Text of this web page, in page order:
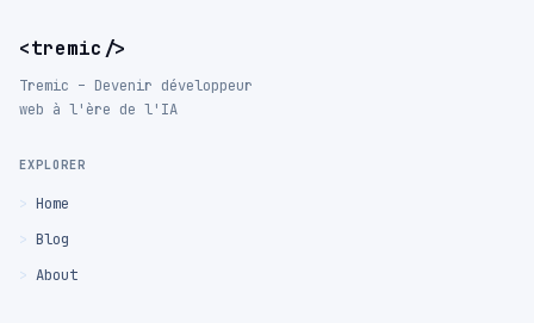
<tremic/>
Tremic – Devenir développeur
web à l'ère de l'IA
EXPLORER
Home
Blog
About